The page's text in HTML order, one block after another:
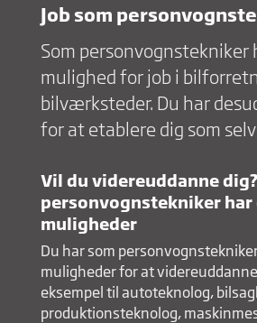
Job som
Som personvognstekniker
mulighed for job i
bilværksteder. Du har
for at etablere dig som
Vil du videreuddanne
personvognstekniker har
muligheder
Du har som
muligheder for at
eksempel til autoteknolog,
produktionsteknolog,